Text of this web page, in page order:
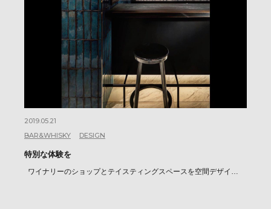
2019.05.21
BAR&WHISKY
DESIGN
特別な体験を
ワイナリーのショップとテイスティングスペースを空間デザイ…